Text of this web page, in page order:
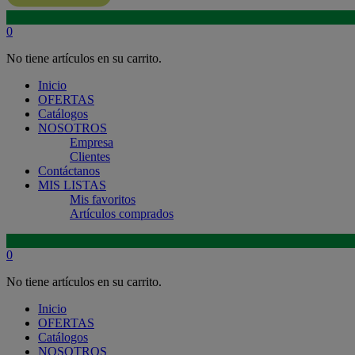
0
No tiene artículos en su carrito.
Inicio
OFERTAS
Catálogos
NOSOTROS
Empresa
Clientes
Contáctanos
MIS LISTAS
Mis favoritos
Artículos comprados
0
No tiene artículos en su carrito.
Inicio
OFERTAS
Catálogos
NOSOTROS